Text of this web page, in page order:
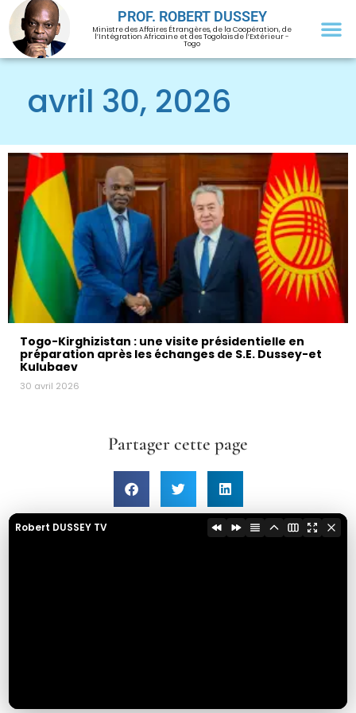
PROF. ROBERT DUSSEY
Ministre des Affaires Étrangères, de la Coopération, de
l’Intégration Africaine et des Togolais de l’Extérieur -
Togo
avril 30, 2026
Togo-Kirghizistan : une visite présidentielle en
préparation après les échanges de S.E. Dussey-et
Kulubaev
30 avril 2026
Partager cette page
Robert DUSSEY TV